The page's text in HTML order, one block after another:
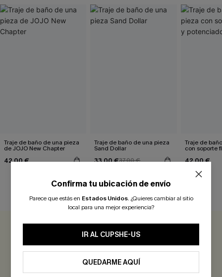
Traje de baño de una pieza
de JOJO New Chapter
42,00 €
Traje de baño de una pieza
Sand Dollar
33,00 €37,00 €
Traje de
con soporte
42,00 €
RESEÑAS DE CLIENTES
0.0
Sé el Primero en Reseñar
¡Gana más de 30 puntos por cada reseña que dejes!
Confirma tu ubicación de envío
Parece que estás en Estados Unidos. ¿Quieres cambiar al sitio
local para una mejor experiencia?
IR AL CUPSHE-US
QUEDARME AQUÍ